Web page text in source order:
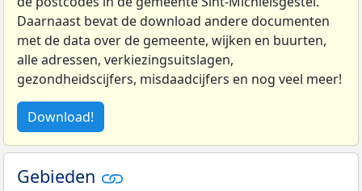
Daarnaast bevat de download andere documenten
met de data over de gemeente, wijken en buurten,
alle adressen, verkiezingsuitslagen,
gezondheidscijfers, misdaadcijfers en nog veel meer!
Download!
Gebieden